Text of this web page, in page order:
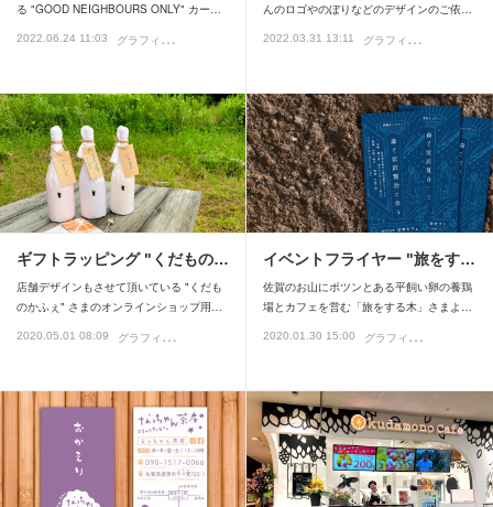
る "GOOD NEIGHBOURS ONLY" カー…
2022.06.24 11:03 グ
ラフィックデザイン
んのロゴやのぼりなどのデザインのご依…
2022.03.31 13:11 グ
ラフィックデザイン
ギフトラッピング "くだもの…
店舗デザインもさせて頂いている "くだも
のかふぇ" さまのオンラインショップ用…
2020.05.01 08:09 グ
ラフィックデザイン
イベントフライヤー "旅をす…
佐賀のお山にポツンとある平飼い卵の養鶏
場とカフェを営む「旅をする木」さまよ…
2020.01.30 15:00 グ
ラフィックデザイン